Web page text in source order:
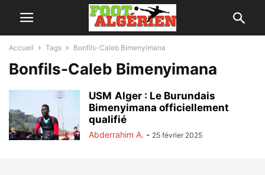
Accueil Tags Bonfils-Caleb Bimenyimana
Bonfils-Caleb Bimenyimana
USM Alger : Le Burundais
Bimenyimana officiellement
qualifié
Abderrahim A. - 25 février 2025